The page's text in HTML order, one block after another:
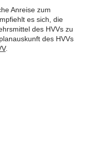
Anreise zum
es sich, die
des HVVs zu
des HVVs
.